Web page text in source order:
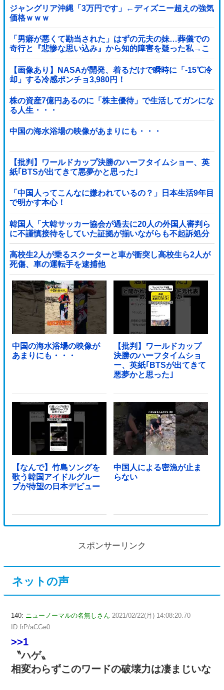
ジャングリア沖縄「3万円です」←ディズニー超えの強気
価格ｗｗｗ
「男癖が悪くて勘当された」はずの元夫の妹…葬儀での
奇行と『悲惨な思い込み』から知的障害を疑った私→こ
っそり病院へ誘導し行政保護させた話
【画像あり】NASAが開発、着るだけで瞬時に「-15℃冷
却」する冷感ポンチョ3,980円！
株の資産7億円あるのに「株主優待」で生活してガンにな
る人生・・・
中国の海水浴場の映像があまりにも・・・
【批判】ワールドカップ決勝のハーフタイムショー、英
紙｢BTSが出てきて悪夢かと思った｣
「中国人ってこんなに嫌われているの？」日本生活9年目
で明かす本心！
韓国人「大韓サッカー協会が過去に20人の外国人審判ら
に不謹慎接待をしていた証拠が揃いながらも不起訴処分
に成っていた事が明らかに‥」
高校生2人が乗るスクーターと車が衝突し高校生ら2人が
死傷、車の運転手を逮捕他
中国の海水浴場の映像が
あまりにも・・・
【批判】ワールドカップ
決勝のハーフタイムショ
ー、英紙｢BTSが出てきて
悪夢かと思った｣
【なんで】竹島ソングを
歌う韓国アイドルグルー
プが待望の日本デビュー
中国人による密漁が止ま
らない
スポンサーリンク
ネットの声
140: ニューノーマルの名無しさん 2021/02/22(月) 14:08:20.70
ID:frP/aCGe0
>>1
〝ハゲ〟
相変わらずこのワードの破壊力は凄まじいな